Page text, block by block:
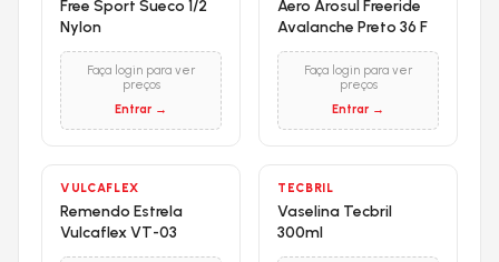
Free Sport Sueco 1/2
Nylon
Faça login para ver
preços
Entrar →
Aero Arosul Freeride
Avalanche Preto 36 F
Faça login para ver
preços
Entrar →
VULCAFLEX
Remendo Estrela
Vulcaflex VT-03
TECBRIL
Vaselina Tecbril
300ml